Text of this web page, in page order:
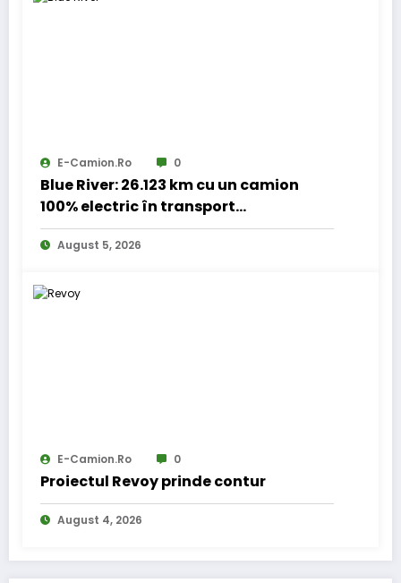
E-Camion.ro 0
Blue River: 26.123 km cu un camion
100% electric în transport
internațional
August 5, 2026
E-Camion.ro 0
Proiectul Revoy prinde contur
August 4, 2026